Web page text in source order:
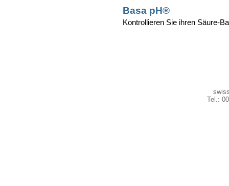
Basa pH®
Kontrollieren Sie ihren Säure-
Tel.: